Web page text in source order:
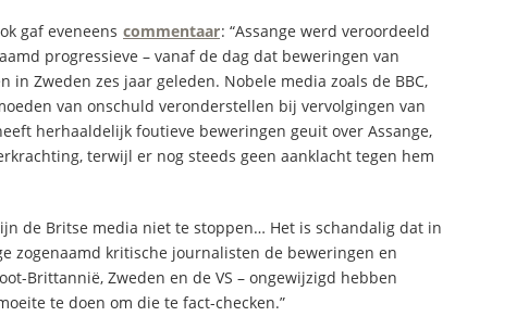
gaf eveneens commentaar: “Assange werd veroordeeld
progressieve – vanaf de dag dat beweringen van
Zweden zes jaar geleden. Nobele media zoals de BBC,
van onschuld veronderstellen bij vervolgingen van
herhaaldelijk foutieve beweringen geuit over Assange,
terwijl er nog steeds geen aanklacht tegen hem
de Britse media niet te stoppen… Het is schandalig dat in
zogenaamd kritische journalisten de beweringen en
Brittannië, Zweden en de VS – ongewijzigd hebben
te doen om die te fact-checken.”